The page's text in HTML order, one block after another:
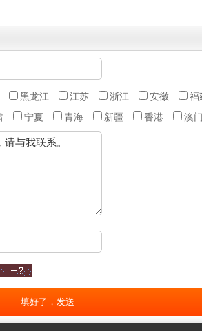
黑龙江 江苏 浙江 安徽
福
宁夏 青海 新疆 香港 澳